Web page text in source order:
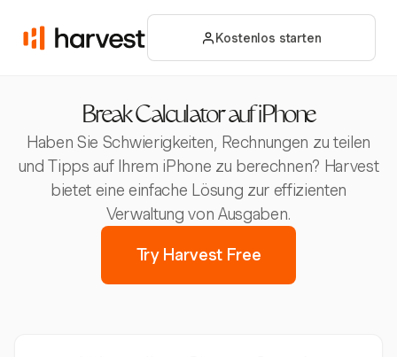
Kostenlos starten
Break Calculator auf iPhone
Haben Sie Schwierigkeiten, Rechnungen zu teilen
und Tipps auf Ihrem iPhone zu berechnen? Harvest
bietet eine einfache Lösung zur effizienten
Verwaltung von Ausgaben.
Try Harvest Free